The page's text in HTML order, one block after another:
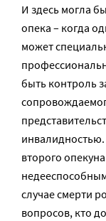
И здесь могла
опека – когда
может
быть контроль
инвалидностью.
второго
случае смерти
вопросов, кто